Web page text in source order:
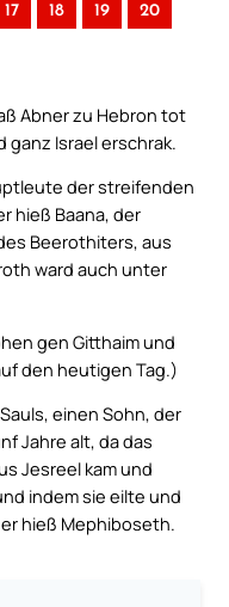
17 18 19 20
Abner zu Hebron tot
ganz Israel erschrak.
der streifenden
hieß Baana, der
Beerothiters, aus
ward auch unter
gen Gitthaim und
den heutigen Tag.)
einen Sohn, der
Jahre alt, da das
Jesreel kam und
indem sie eilte und
hieß Mephiboseth.